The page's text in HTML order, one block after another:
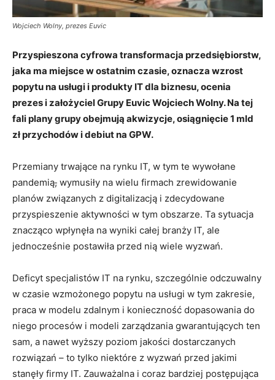
Wojciech Wolny, prezes Euvic
Przyspieszona cyfrowa transformacja przedsiębiorstw,
jaka ma miejsce w ostatnim czasie, oznacza wzrost
popytu na usługi i produkty IT dla biznesu, ocenia
prezes i założyciel Grupy Euvic Wojciech Wolny. Na tej
fali plany grupy obejmują akwizycje, osiągnięcie 1 mld
zł przychodów i debiut na GPW.
Przemiany trwające na rynku IT, w tym te wywołane
pandemią, wymusiły na wielu firmach zrewidowanie
planów związanych z digitalizacją i zdecydowane
przyspieszenie aktywności w tym obszarze. Ta sytuacja
znacząco wpłynęła na wyniki całej branży IT, ale
jednocześnie postawiła przed nią wiele wyzwań.
Deficyt specjalistów IT na rynku, szczególnie odczuwalny
w czasie wzmożonego popytu na usługi w tym zakresie,
praca w modelu zdalnym i konieczność dopasowania do
niego procesów i modeli zarządzania gwarantujących ten
sam, a nawet wyższy poziom jakości dostarczanych
rozwiązań – to tylko niektóre z wyzwań przed jakimi
stanęły firmy IT. Zauważalna i coraz bardziej postępująca